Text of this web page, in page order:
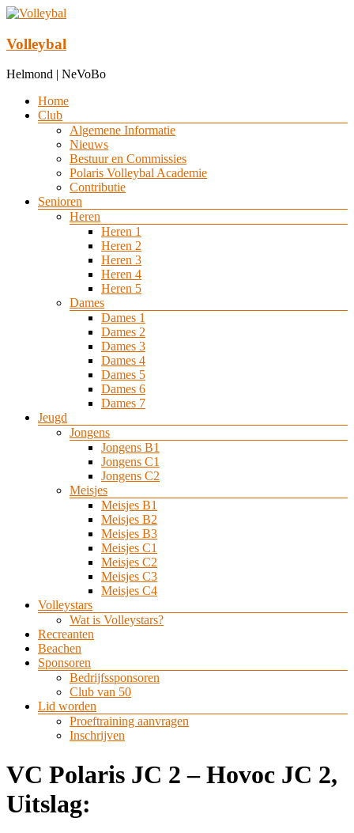
Ga
de
inhoud
Volleybal
Helmond | NeVoBo
Menu
Home
Club
Algemene Informatie
Nieuws
Bestuur en Commissies
Polaris Volleybal Academie
Contributie
Senioren
Heren
Heren 1
Heren 2
Heren 3
Heren 4
Heren 5
Dames
Dames 1
Dames 2
Dames 3
Dames 4
Dames 5
Dames 6
Dames 7
Jeugd
Jongens
Jongens B1
Jongens C1
Jongens C2
Meisjes
Meisjes B1
Meisjes B2
Meisjes B3
Meisjes C1
Meisjes C2
Meisjes C3
Meisjes C4
Volleystars
Wat is Volleystars?
Recreanten
Beachen
Sponsoren
Bedrijfssponsoren
Club van 50
Lid worden
Proeftraining aanvragen
Inschrijven
VC Polaris JC 2 – Hovoc JC 2,
Uitslag: